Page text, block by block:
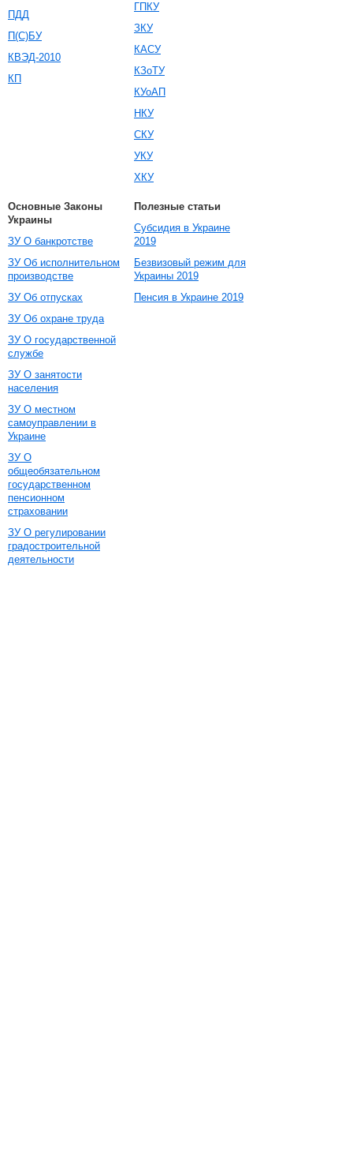
ПДД
П(С)БУ
КВЭД-2010
КП
ГПКУ
ЗКУ
КАСУ
КЗоТУ
КУоАП
НКУ
СКУ
УКУ
ХКУ
Основные Законы
Украины
ЗУ О банкротстве
ЗУ Об исполнительном
производстве
ЗУ Об отпусках
ЗУ Об охране труда
ЗУ О государственной
службе
ЗУ О занятости
населения
ЗУ О местном
самоуправлении в
Украине
ЗУ О
общеобязательном
государственном
пенсионном
страховании
ЗУ О регулировании
градостроительной
деятельности
Полезные статьи
Субсидия в Украине
2019
Безвизовый режим для
Украины 2019
Пенсия в Украине 2019